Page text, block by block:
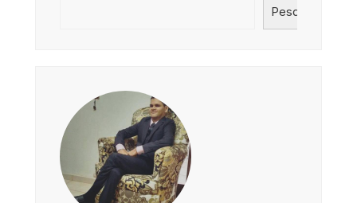
Pesquisar